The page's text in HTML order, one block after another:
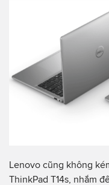
Lenovo cũng không
ThinkPad T14s, nhắm